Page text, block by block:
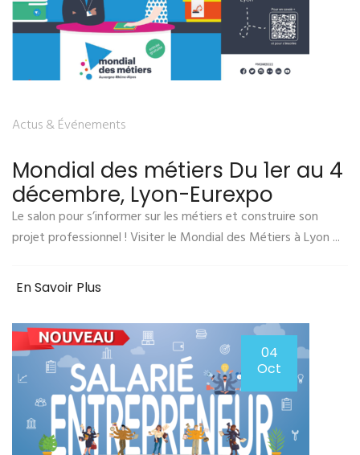
Actus & Événements
Mondial des métiers Du 1er au 4
décembre, Lyon-Eurexpo
Le salon pour s’informer sur les métiers et construire son
projet professionnel ! Visiter le Mondial des Métiers à Lyon ...
En Savoir Plus
04
Oct